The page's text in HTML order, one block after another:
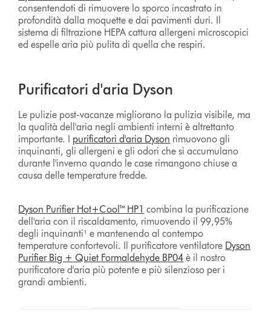
consentendoti di rimuovere lo sporco incastrato in
profondità dalla moquette e dai pavimenti duri. Il
sistema di filtrazione HEPA cattura allergeni microscopici
ed espelle aria più pulita di quella che respiri.
Purificatori d'aria Dyson
Le pulizie post-vacanze migliorano la pulizia visibile, ma
la qualità dell'aria negli ambienti interni è altrettanto
importante. I purificatori d'aria Dyson rimuovono gli
inquinanti, gli allergeni e gli odori che si accumulano
durante l'inverno quando le case rimangono chiuse a
causa delle temperature fredde.
Dyson Purifier Hot+Cool™ HP1 combina la purificazione
dell'aria con il riscaldamento, rimuovendo il 99,95%
degli inquinanti¹ e mantenendo al contempo
temperature confortevoli. Il purificatore ventilatore Dyson
Purifier Big + Quiet Formaldehyde BP04 è il nostro
purificatore d'aria più potente e più silenzioso per i
grandi ambienti.